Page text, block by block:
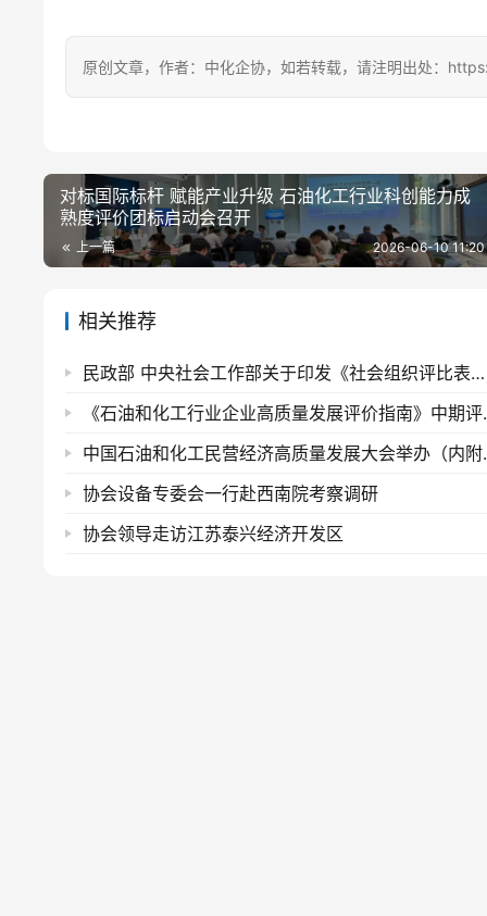
原创文章，作者：中化企协，如若转载，请注明出处：
对标国际标杆 赋能产业升级 石油化工行业科创能力成
熟度评价团标启动会召开
上一篇 2026-06-10 11:20
相关推荐
民政部 中央社会工作部关于印发《社会组织评比表彰活动管理办法》的通知
《石油和
中国石油和化
协会设备专委会一行赴西南院考察调研
协会领导走访江苏泰兴经济开发区